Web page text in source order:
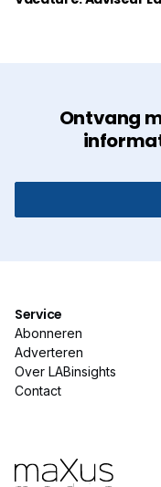
Ontvang
Service
Abonneren
Adverteren
Over LABinsights
Contact